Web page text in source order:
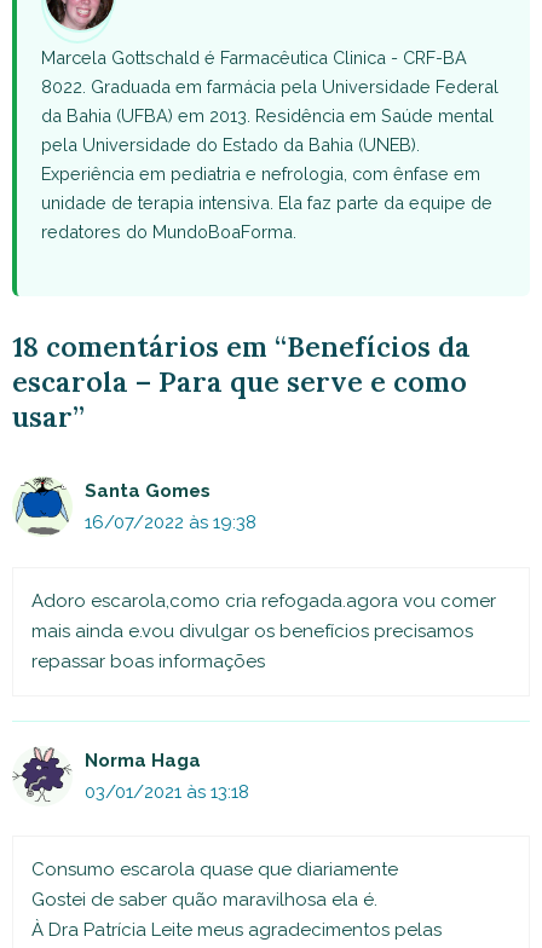
Marcela Gottschald é Farmacêutica Clinica - CRF-BA
8022. Graduada em farmácia pela Universidade Federal
da Bahia (UFBA) em 2013. Residência em Saúde mental
pela Universidade do Estado da Bahia (UNEB).
Experiência em pediatria e nefrologia, com ênfase em
unidade de terapia intensiva. Ela faz parte da equipe de
redatores do MundoBoaForma.
18 comentários em “Benefícios da
escarola – Para que serve e como
usar”
Santa Gomes
16/07/2022 às 19:38
Adoro escarola,como cria refogada.agora vou comer
mais ainda e.vou divulgar os benefícios precisamos
repassar boas informações
Norma Haga
03/01/2021 às 13:18
Consumo escarola quase que diariamente
Gostei de saber quão maravilhosa ela é.
À Dra Patrícia Leite meus agradecimentos pelas